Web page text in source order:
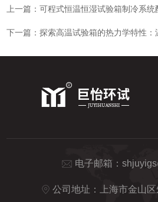
上一篇：可程式恒温恒湿试验箱制冷系统
下一篇：探索高温试验箱的热力学特性
电子邮箱：
公司地址：上海市金山